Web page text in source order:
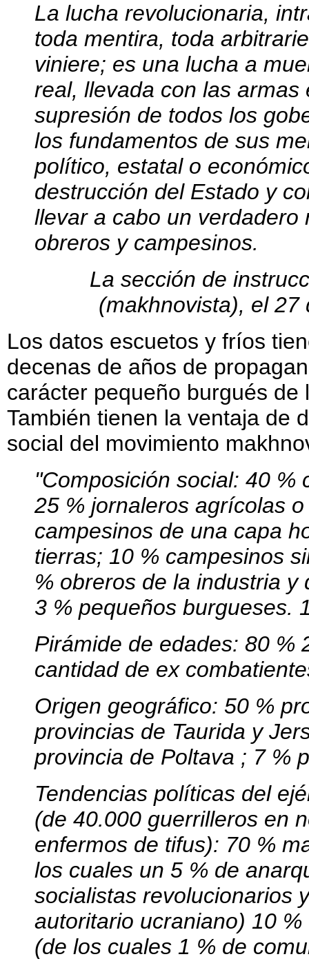
La lucha revolucionaria,
toda mentira, toda
viniere; es una lucha a
real, llevada con las
supresión de todos los
los fundamentos de sus
político, estatal o
destrucción del Estado y
llevar a cabo un verdadero
obreros y campesinos.
La sección de
(makhnovista), el 27
Los datos escuetos y fríos
decenas de años de
carácter pequeño burgués
También tienen la ventaja de
social del movimiento
"Composición social: 40 %
25 % jornaleros agrícolas
campesinos de una capa
tierras; 10 % campesinos
% obreros de la industria
3 % pequeños burgueses.
Pirámide de edades: 80 %
cantidad de ex
Origen geográfico: 50 %
provincias de Taurida y
provincia de Poltava ; 7 %
Tendencias políticas del
(de 40.000 guerrilleros en
enfermos de tifus): 70 %
los cuales un 5 % de
socialistas revolucionarios
autoritario ucraniano) 10
(de los cuales 1 % de